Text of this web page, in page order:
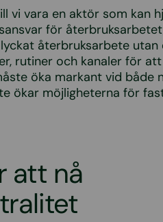
vi vara en aktör som kan
för
återbruksarbete
rutiner och kanaler för
öka markant vid både
ökar möjligheterna för
att nå